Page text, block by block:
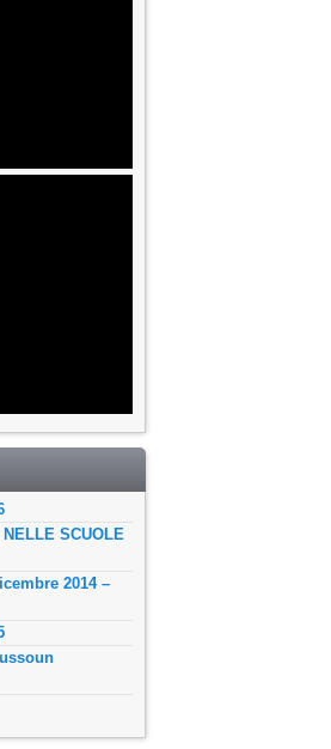
NELLE SCUOLE
2014 –